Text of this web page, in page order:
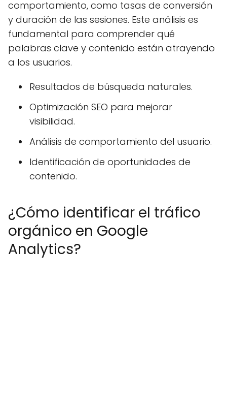
comportamiento, como tasas de conversión
y duración de las sesiones. Este análisis es
fundamental para comprender qué
palabras clave y contenido están atrayendo
a los usuarios.
Resultados de búsqueda naturales.
Optimización SEO para mejorar
visibilidad.
Análisis de comportamiento del usuario.
Identificación de oportunidades de
contenido.
¿Cómo identificar el tráfico
orgánico en Google
Analytics?